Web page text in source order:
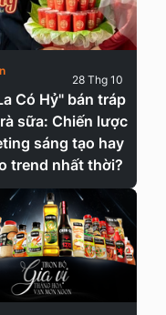
Có Hỷ" bán tráp
sữa: Chiến lược
sáng tạo hay
trend nhất thời?
28 Thg 10